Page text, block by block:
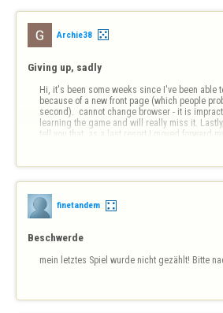
Archie38
Giving up, sadly
Hi, it's been some weeks since I've been able
because of a new front page (which people
second).  cannot change browser - it is
learning the game and will really miss it.
tell you that, as a last resort I moved forward
finetandem
Beschwerde
mein letztes Spiel wurde nicht gezählt! Bitte